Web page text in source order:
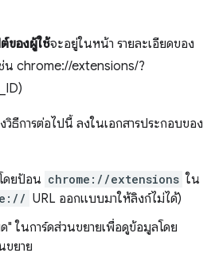
ของผู้ใช้จะอยู่ในหน้า รายละเอียดของ
ช่น chrome://extensions/?
ธีการต่อไปนี้ ลงในเอกสารประกอบของ
ดยป้อน chrome://extensions ใน
URL ออกแบบมาให้ลิงก์ไม่ได้)
" ในการ์ดส่วนขยายเพื่อดูข้อมูลโดย
ขยาย